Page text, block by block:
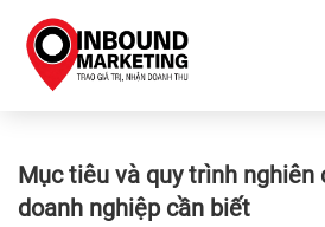
Mục tiêu và quy trình
doanh nghiệp cần biết